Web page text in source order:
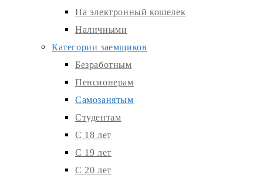
На электронный кошелек
Наличными
Категории заемщиков
Безработным
Пенсионерам
Самозанятым
Студентам
С 18 лет
С 19 лет
С 20 лет